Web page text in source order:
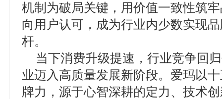
机制为破局关键，用价值一致性筑
向用户认可，成为行业内少数实现
杆。
当下消费升级提速，行业竞争回
业迈入高质量发展新阶段。爱玛以
牌力，源于心智深耕的定力、技术